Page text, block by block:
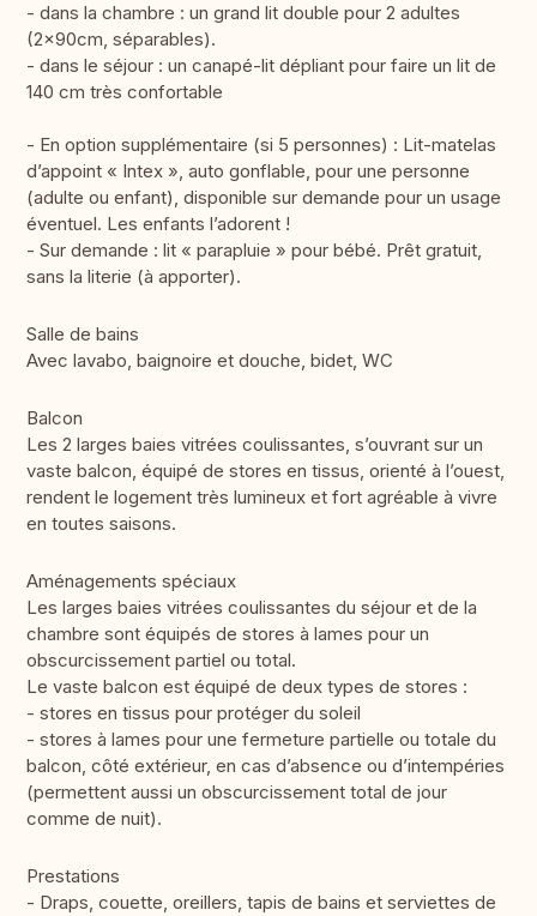
- dans la chambre : un grand lit double pour 2 adultes
(2x90cm, séparables).
- dans le séjour : un canapé-lit dépliant pour faire un lit de
140 cm très confortable
- En option supplémentaire (si 5 personnes) : Lit-matelas
d’appoint « Intex », auto gonflable, pour une personne
(adulte ou enfant), disponible sur demande pour un usage
éventuel. Les enfants l’adorent !
- Sur demande : lit « parapluie » pour bébé. Prêt gratuit,
sans la literie (à apporter).
Salle de bains
Avec lavabo, baignoire et douche, bidet, WC
Balcon
Les 2 larges baies vitrées coulissantes, s’ouvrant sur un
vaste balcon, équipé de stores en tissus, orienté à l’ouest,
rendent le logement très lumineux et fort agréable à vivre
en toutes saisons.
Aménagements spéciaux
Les larges baies vitrées coulissantes du séjour et de la
chambre sont équipés de stores à lames pour un
obscurcissement partiel ou total.
Le vaste balcon est équipé de deux types de stores :
- stores en tissus pour protéger du soleil
- stores à lames pour une fermeture partielle ou totale du
balcon, côté extérieur, en cas d’absence ou d’intempéries
(permettent aussi un obscurcissement total de jour
comme de nuit).
Prestations
- Draps, couette, oreillers, tapis de bains et serviettes de